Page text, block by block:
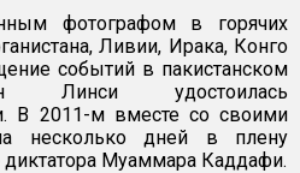
фотографом в горячих
Ливии, Ирака, Конго
событий в пакистанском
Линси удостоилась
В 2011-м вместе со своими
несколько дней в плену
диктатора Муаммара Каддафи.